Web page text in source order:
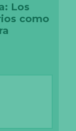
Los
como